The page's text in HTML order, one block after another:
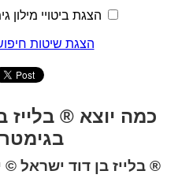
הצגת ביטויי מילון
הצגת שיטות
כמה יוצא ® בלייז
® בלייז בן דוד ישראל © יוצא 666